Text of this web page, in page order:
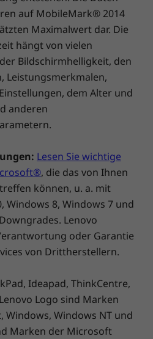
Gen 4 Notebook zeichnet
zahlreiche
aus, darunter
Länder), Energy
– die weltweit führenden
für IT-Produkte. Die
aus
wird durch das Forest
®
verringern.Doch
ist, das diverse
Recyclingmaterialien
B. der Tastaturrahmen
recyceltem Aluminium
zu 30 % aus
Kunststoff.
Länder finden Sie unter www.epeat.net.
(fTPM)
Hello (erfordert IR-Kamera)
Fingerabdruckscanner
auf MobileMark® 2014
Maximalwert dar. Die
hängt von vielen
Bildschirmhelligkeit, den
Leistungsmerkmalen,
dem Alter und
anderen
Lesen Sie wichtige
, die das von Ihnen
können, u. a. mit
Windows 8, Windows 7 und
Lenovo
oder Garantie
von Drittherstellern.
Ideapad, ThinkCentre,
Logo sind Marken
Windows, Windows NT und
Marken der Microsoft